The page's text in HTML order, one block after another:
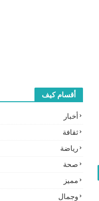
أقسام كيف
أخبار
ثقافة
رياضة
صحة
مميز
وجمال